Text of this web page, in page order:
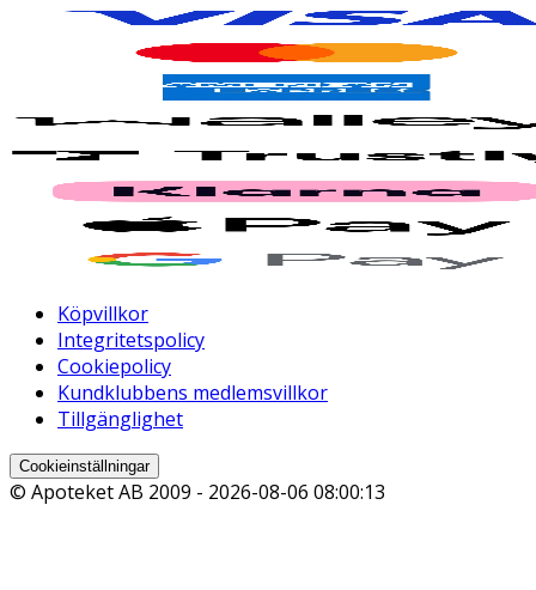
Köpvillkor
Integritetspolicy
Cookiepolicy
Kundklubbens medlemsvillkor
Tillgänglighet
Cookieinställningar
© Apoteket AB 2009 - 2026-08-06 08:00:13